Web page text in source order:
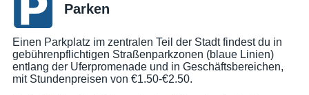
Parken
Einen Parkplatz im zentralen Teil der Stadt findest du in
gebührenpflichtigen Straßenparkzonen (blaue Linien)
entlang der Uferpromenade und in Geschäftsbereichen,
mit Stundenpreisen von €1.50-€2.50.